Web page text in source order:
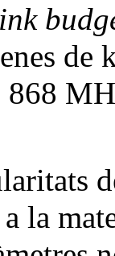
868
la